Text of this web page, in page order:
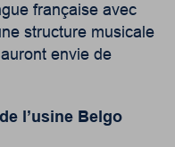
française avec
structure musicale
envie de
l’usine Belgo